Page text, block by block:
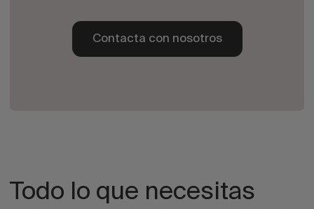
Contacta con nosotros
Todo lo que necesitas